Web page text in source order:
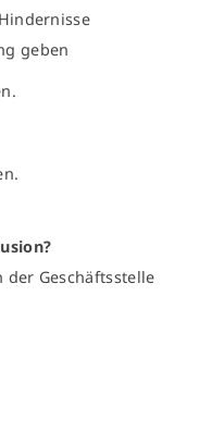
geben
Geschäftsstelle